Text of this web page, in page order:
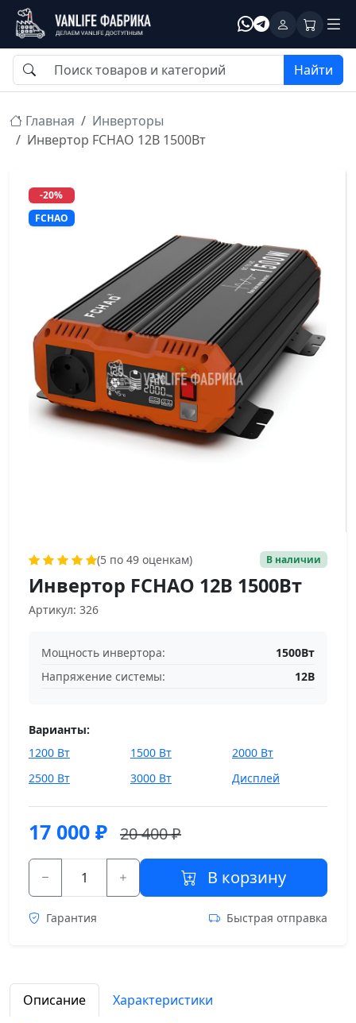
Найти
Главная
Инверторы
Инвертор FCHAO 12В 1500Вт
-20%
FCHAO
(5 по 49 оценкам) В наличии
Инвертор FCHAO 12В 1500Вт
Артикул: 326
Мощность инвертора:
1500Вт
Напряжение системы:
12В
Варианты:
1200 Вт
1500 Вт
2000 Вт
2500 Вт
3000 Вт Дисплей
17 000 ₽ 20 400 ₽
В корзину
Гарантия Быстрая отправка
Описание
Характеристики